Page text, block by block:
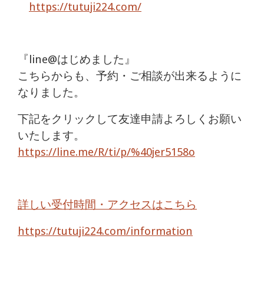
https://tutuji224.com/
『line@はじめました』
こちらからも、予約・ご相談が出来るように
なりました。
下記をクリックして友達申請よろしくお願い
いたします。
https://line.me/R/ti/p/%40jer5158o
詳しい受付時間・アクセスはこちら
https://tutuji224.com/information